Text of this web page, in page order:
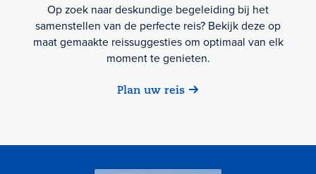
Op zoek naar deskundige begeleiding bij het
samenstellen van de perfecte reis? Bekijk deze op
maat gemaakte reissuggesties om optimaal van elk
moment te genieten.
Plan uw reis